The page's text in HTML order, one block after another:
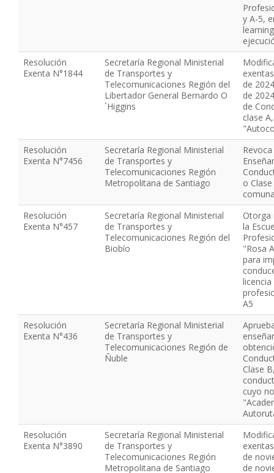
y A-5,
Resolución
Exenta N°1844
Secretaría Regional Ministerial
de Transportes y
Telecomunicaciones Región del
Libertador General Bernardo O
´Higgins
de
de
de
clase
Resolución
Exenta N°7456
Secretaría Regional Ministerial
de Transportes y
Telecomunicaciones Región
Metropolitana de Santiago
o
Resolución
Exenta N°457
Secretaría Regional Ministerial
de Transportes y
Telecomunicaciones Región del
Biobío
Otorga
la
"Rosa
para
A5
Resolución
Exenta N°436
Secretaría Regional Ministerial
de Transportes y
Telecomunicaciones Región de
Ñuble
Clase
cuyo
Resolución
Exenta N°3890
Secretaría Regional Ministerial
de Transportes y
Telecomunicaciones Región
Metropolitana de Santiago
de
de